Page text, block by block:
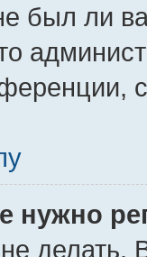
был ли
нужно
делать.